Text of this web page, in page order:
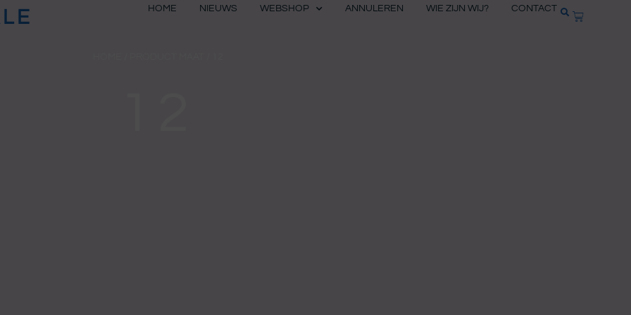
HOME NIEUWS WEBSHOP ANNULEREN WIE ZIJN WIJ? CONTACT